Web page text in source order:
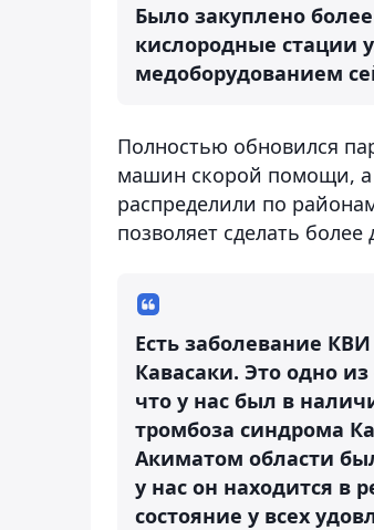
Было закуплено
кислородные стации
медоборудованием
Полностью обновился
машин скорой помощи, а
распределили по
позволяет сделать
Есть заболевание
Кавасаки. Это одно
что у нас был в
тромбоза синдрома
Акиматом области
у нас он находится в
состояние у всех